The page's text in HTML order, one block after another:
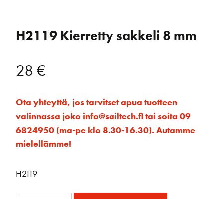
H2119 Kierretty sakkeli 8 mm
28 €
Ota yhteyttä, jos tarvitset apua tuotteen
valinnassa joko info@sailtech.fi tai soita 09
6824950 (ma-pe klo 8.30-16.30). Autamme
mielellämme!
H2119